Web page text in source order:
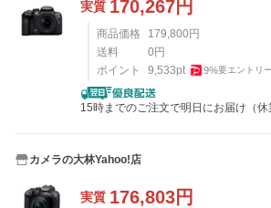
実質 170,267円
商品価格 179,800円
送料
0円
ポイント
9,533pt 9%要エントリー
15時までのご注文で明日にお届け（休
カメラの大林Yahoo!店
実質 176,803円